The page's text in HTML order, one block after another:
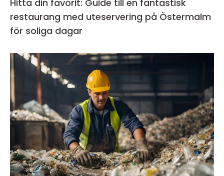
Hitta din favorit: Guide till en fantastisk
restaurang med uteservering på Östermalm
för soliga dagar